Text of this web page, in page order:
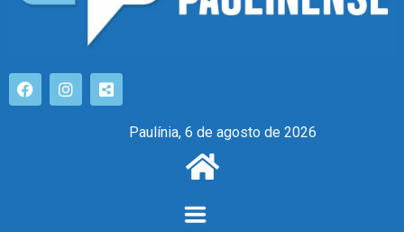
Paulínia, 6 de agosto de 2026